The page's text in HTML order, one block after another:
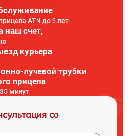
ATN до 3 лет
наш счет,
курьера
лучевой трубки
прицела
минут
со